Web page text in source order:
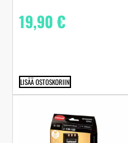
19,90€
LISÄÄ OSTOSKORIIN